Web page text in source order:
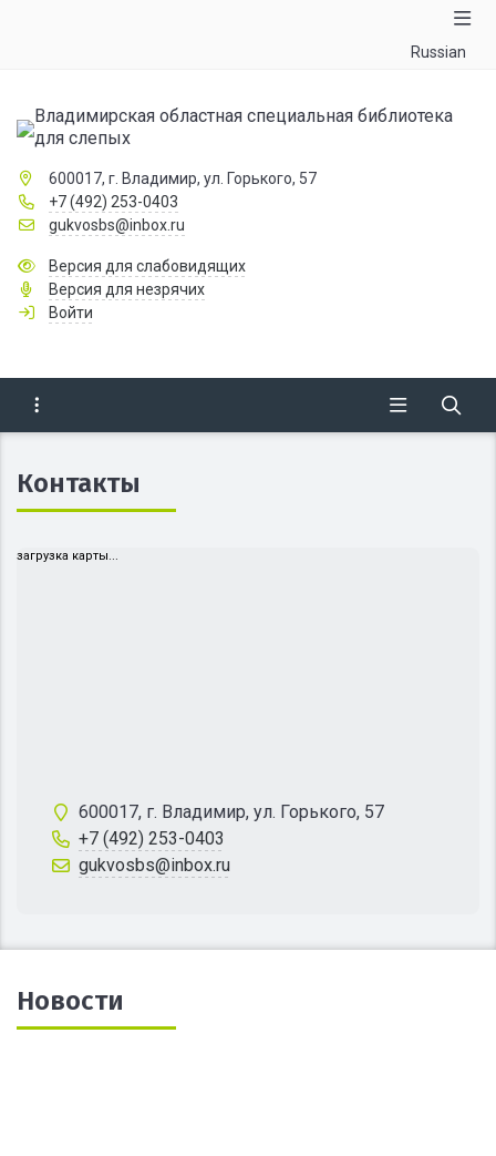
Russian
Владимирская областная специальная библиотека
для слепых
600017, г. Владимир, ул. Горького, 57
+7 (492) 253-0403
gukvosbs@inbox.ru
Версия для слабовидящих
Версия для незрячих
Войти
Контакты
загрузка карты...
600017, г. Владимир, ул. Горького, 57
+7 (492) 253-0403
gukvosbs@inbox.ru
Новости